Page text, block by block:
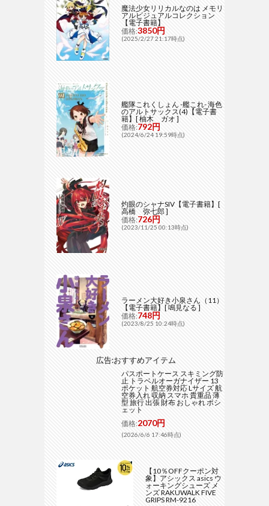
魔法少女リリカルなのは メモリ
アルビジュアルコレクション
【電子書籍】
価格:3850円
(2025/2/27 21:17時点)
艦隊これくしょん -艦これ- 海色
のアルトサックス(4)【電子書
籍】[ 柚木 ガオ ]
価格:792円
(2024/6/24 19:59時点)
灼眼のシャナSIV【電子書籍】[
高橋 弥七郎 ]
価格:726円
(2023/11/25 00:13時点)
ラーメン大好き小泉さん（11）
【電子書籍】[ 鳴見なる ]
価格:748円
(2023/8/25 10:24時点)
広告:おすすめアイテム
パスポートケース スキミング防
止 トラベルオーガナイザー 13
ポケット 航空券対応 Lサイズ 航
空券入れ 収納 スマホ 貴重品 薄
型 旅行 出張 財布 おしゃれ ポシ
ェット
価格:2070円
(2026/6/6 17:46時点)
【10％OFFクーポン対
象】アシックス asics ウ
ォーキングシューズ メ
ンズ RAKUWALK FIVE
GRIPS RM-9216